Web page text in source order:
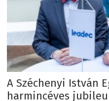
A Széchenyi István
harmincéves